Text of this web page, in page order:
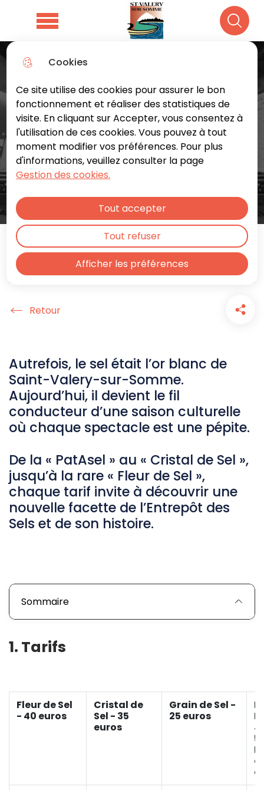
Cookies
Ce site utilise des cookies pour assurer le bon
fonctionnement et réaliser des statistiques de
visite. En cliquant sur Accepter, vous consentez à
l'utilisation de ces cookies. Vous pouvez à tout
moment modifier vos préférences. Pour plus
d'informations, veuillez consulter la page
Gestion des cookies.
Afficher les préférences
Tout accepter
Tout refuser
Aller
au
Aller au
contenu
principal
Consulter
le plan du
site
Menu principal
Abonnements 2026-27
Accueil
Autrefois, le sel était l’or blanc de
Saint-Valery-sur-Somme.
Aujourd’hui, il devient le fil
conducteur d’une saison culturelle
où chaque spectacle est une pépite.
De la « PatAsel » au « Cristal de Sel »,
jusqu’à la rare « Fleur de Sel »,
chaque tarif invite à découvrir une
nouvelle facette de l’Entrepôt des
Sels et de son histoire.
Sommaire
1. Tarifs
Fleur de Sel
- 40 euros
Cristal de
Sel - 35
euros
Grain de Sel -
25 euros
5